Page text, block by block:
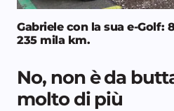
Gabriele con la sua e-Golf:
235 mila km.
No, non è da
molto di più